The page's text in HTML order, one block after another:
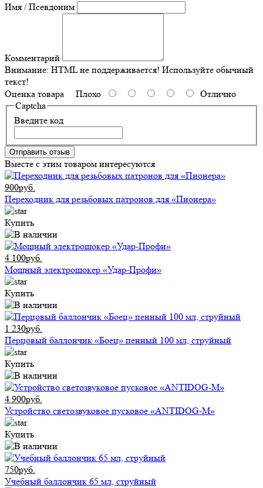
Имя / Псевдоним
Комментарий
Внимание: HTML не поддерживается! Используйте обычный
текст!
Оценка товара Плохо
Отлично
Captcha
Введите код
Отправить отзыв
Вместе с этим товаром интересуются
900руб.
Переходник для резьбовых патронов для «Пионера»
Купить
4 100руб.
Мощный электрошокер «Удар-Профи»
Купить
1 230руб.
Перцовый баллончик «Боец» пенный 100 мл, струйный
Купить
4 900руб.
Устройство светозвуковое пусковое «ANTIDOG-M»
Купить
750руб.
Учебный баллончик 65 мл, струйный